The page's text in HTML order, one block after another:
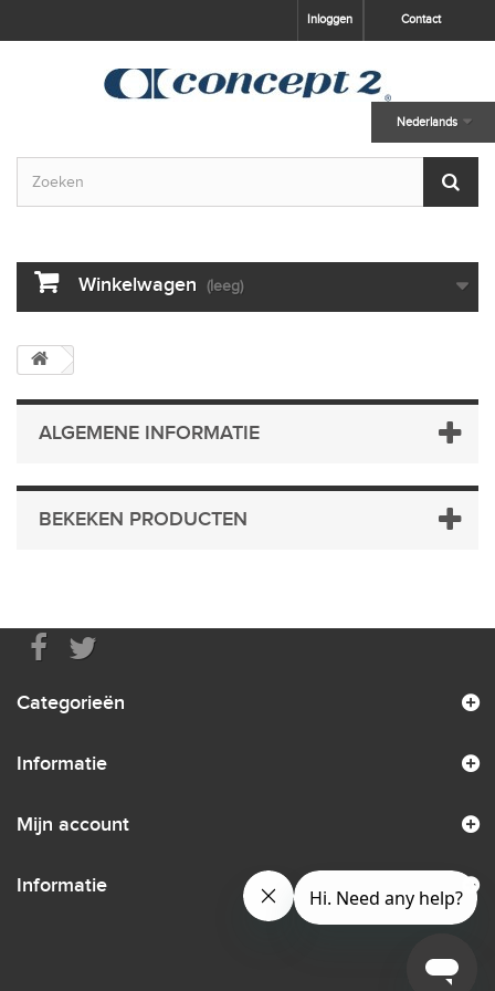
Contact
Inloggen
Nederlands
Winkelwagen (leeg)
ALGEMENE INFORMATIE
BEKEKEN PRODUCTEN
Categorieën
Informatie
Mijn account
Informatie